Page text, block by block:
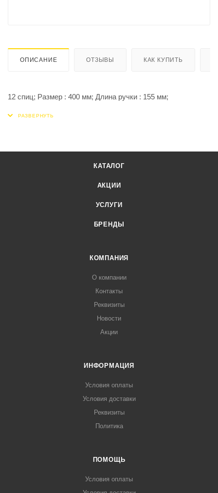
ОПИСАНИЕ ОТЗЫВЫ КАК КУПИТЬ
12 спиц; Размер : 400 мм; Длина ручки : 155 мм;
КАТАЛОГ
АКЦИИ
УСЛУГИ
БРЕНДЫ
КОМПАНИЯ
О компании
Контакты
Реквизиты
Новости
Акции
ИНФОРМАЦИЯ
Условия оплаты
Условия доставки
Реквизиты
Политика
ПОМОЩЬ
Условия оплаты